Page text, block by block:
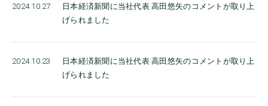
2024.10.27
日本経済新聞に当社代表 高田悠矢のコメントが取り上
げられました
2024.10.23
日本経済新聞に当社代表 高田悠矢のコメントが取り上
げられました